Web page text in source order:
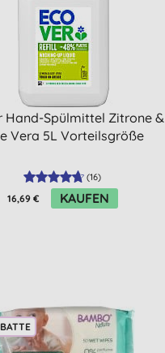
Hand-Spülmittel Zitrone &
Vera 5L Vorteilsgröße
(16)
16,69 € KAUFEN